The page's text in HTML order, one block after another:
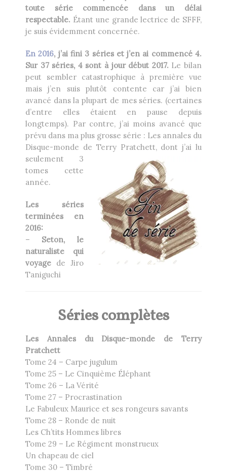
Heikala
RECHERCHE
toute série commencée dans un délai
respectable. Étant une grande lectrice de SFFF,
je suis évidemment concernée.
En 2016, j’ai fini 3 séries et j’en ai commencé 4.
Sur 37 séries, 4 sont à jour début 2017. Le bilan
peut sembler catastrophique à première vue
mais j’en suis plutôt contente car j’ai bien
avancé dans la plupart de mes séries. (certaines
d’entre elles étaient en pause depuis
longtemps). Par contre, j’ai moins avancé que
prévu dans ma plus grosse série : Les annales du
Disque-monde de TerryPratchett, dont j’ai lu
seulement 3
tomes cette
année.
Les séries
terminées en
2016:
– Seton, le
naturaliste qui
voyage de Jiro
Taniguchi
Séries complètes
Les Annales du Disque-monde de Terry
Pratchett
Tome 24 – Carpe jugulum
Tome 25 – Le Cinquième Éléphant
Tome 26 – La Vérité
Tome 27 – Procrastination
Le Fabuleux Maurice et ses rongeurs savants
Tome 28 – Ronde de nuit
Les Ch’tits Hommes libres
Tome 29 – Le Régiment monstrueux
Un chapeau de ciel
Tome 30 – Timbré